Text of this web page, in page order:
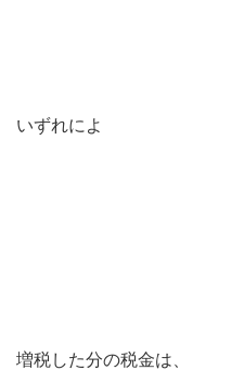
いずれによ
増税した分の税金は、